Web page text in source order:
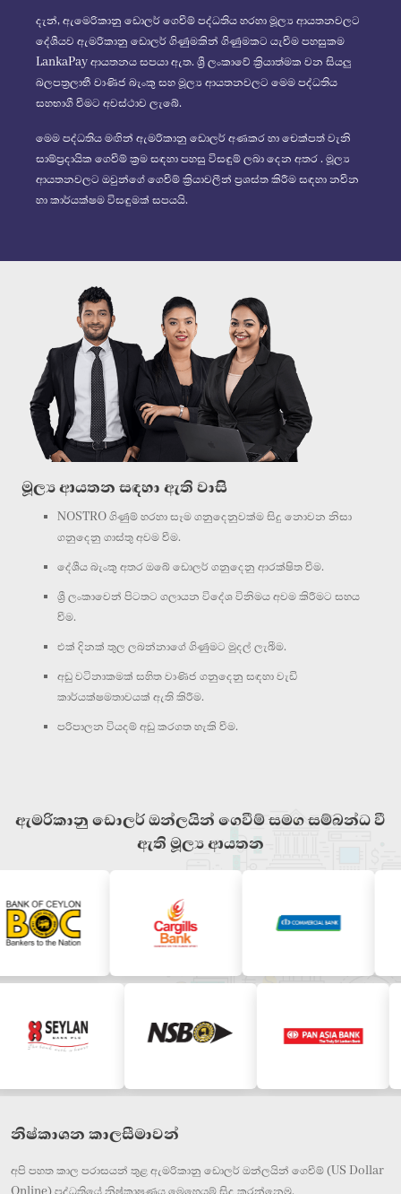
දැන්, ඇමෙරිකානු ඩොලර් ගෙවීම් පද්ධතිය හරහා මූල්‍ය ආයතනවලට
දේශීයව ඇමරිකානු ඩොලර් ගිණුමකින් ගිණුමකට යැවීම පහසුකම
LankaPay ආයතනය සපයා ඇත. ශ්‍රී ලංකාවේ ක්‍රියාත්මක වන සියලු
බලපත්‍රලාභී වාණිජ බැංකු සහ මූල්‍ය ආයතනවලට මෙම පද්ධතිය
සහභාගී වීමට අවස්ථාව ලැබේ.
මෙම පද්ධතිය මඟින් ඇමරිකානු ඩොලර් අණකර හා චෙක්පත් වැනි
සාම්ප්‍රදායික ගෙවීම් ක්‍රම සඳහා පහසු විසඳුම් ලබා දෙන අතර . මූල්‍ය
ආයතනවලට ඔවුන්ගේ ගෙවීම් ක්‍රියාවලීන් ප්‍රශස්ත කිරීම සඳහා නවීන
හා කාර්යක්ෂම විසඳුමක් සපයයි.
මූල්‍ය ආයතන සඳහා ඇති වාසි
NOSTRO ගිණුම් හරහා සෑම ගනුදෙනුවක්ම සිදු නොවන නිසා
ගනුදෙනු ගාස්තු අවම වීම.
දේශීය බැංකු අතර ඔබේ ඩොලර් ගනුදෙනු ආරක්ෂිත වීම.
ශ්‍රී ලංකාවෙන් පිටතට ගලායන විදේශ විනිමය අවම කිරීමට සහය
වීම.
එක් දිනක් තුල ලබන්නාගේ ගිණුමට මුදල් ලැබීම.
අඩු වටිනාකමක් සහිත වාණිජ ගනුදෙනු සඳහා වැඩි
කාර්යක්ෂමතාවයක් ඇති කිරීම.
පරිපාලන වියදම් අඩු කරගත හැකි වීම.
ඇමරිකානු ඩොලර් ඔන්ලයින් ගෙවීම් සමග සම්බන්ධ වී
ඇති මූල්‍ය ආයතන
නිෂ්කාශන කාලසීමාවන්
අපි පහත කාල පරාසයන් තුළ ඇමරිකානු ඩොලර් ඔන්ලයින් ගෙවීම් (US Dollar